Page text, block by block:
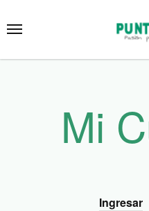
Mi
Ingresar